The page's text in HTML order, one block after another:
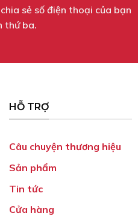
sẻ số điện thoại của bạn
thứ ba.
HỖ TRỢ
Câu chuyện thương hiệu
Sản phẩm
Tin tức
Cửa hàng